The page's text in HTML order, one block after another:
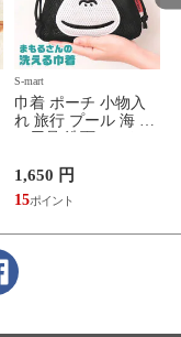
S-mart
巾着 ポーチ 小物入
れ 旅行 プール 海 バ
サウナ ごリラックス
まもるさんの洗える
巾着 ブラック 黒
1,650 円
15